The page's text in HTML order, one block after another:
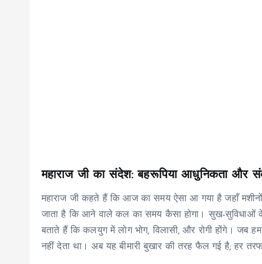
महाराज जी का संदेश: बहरूपिया आधुनिकता और
महाराज जी कहते हैं कि आज का समय ऐसा आ गया है जहाँ
जाता है कि आने वाले कल का समय कैसा होगा। सुख-सुविधाओं के
बताते हैं कि कलयुग में लोग भोग, विलासी, और रोगी होंगे। जब
नहीं देता था। अब यह बीमारी बुखार की तरह फैल गई है; हर